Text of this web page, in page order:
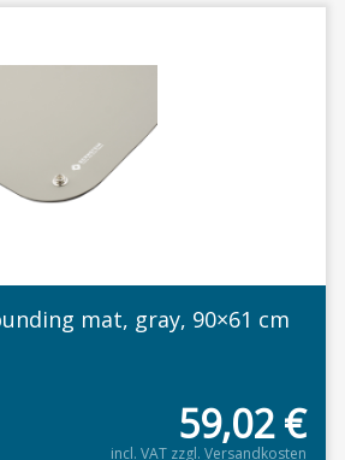
mat, gray, 90×61 cm
59,02€
incl. VAT zzgl. Versandkosten